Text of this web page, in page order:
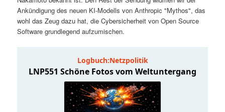
s
p
l
t
Ankündigung des neuen KI-Modells von Anthropic "Mythos", das
wohl das Zeug dazu hat, die Cybersicherheit von Open Source
Software grundlegend aufzumischen.